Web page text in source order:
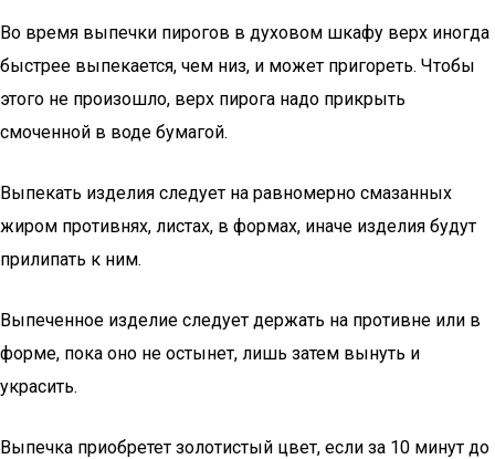
Во время выпечки пирогов в духовом шкафу верх иногда
быстрее выпекается, чем низ, и может пригореть. Чтобы
этого не произошло, верх пирога надо прикрыть
смоченной в воде бумагой.
Выпекать изделия следует на равномерно смазанных
жиром противнях, листах, в формах, иначе изделия будут
прилипать к ним.
Выпеченное изделие следует держать на противне или в
форме, пока оно не остынет, лишь затем вынуть и
украсить.
Выпечка приобретет золотистый цвет, если за 10 минут до